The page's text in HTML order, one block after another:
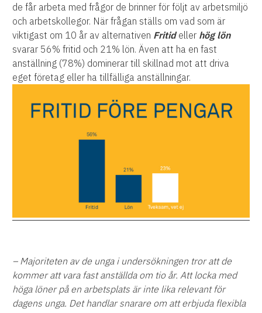
de får arbeta med frågor de brinner för följt av arbetsmiljö
och arbetskollegor. När frågan ställs om vad som är
viktigast om 10 år av alternativen Fritideller hög lön
svarar 56% fritid och 21% lön. Även att ha en fast
anställning (78%) dominerar till skillnad mot att driva
eget företag eller ha tillfälliga anställningar.
– Majoriteten av de unga i undersökningen tror att de
kommer att vara fast anställda om tio år. Att locka med
höga löner på en arbetsplats är inte lika relevant för
dagens unga. Det handlar snarare om att erbjuda flexibla